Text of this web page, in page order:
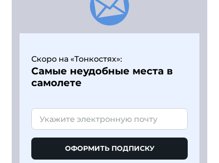
Скоро на «Тонкостях»:
Самые неудобные места в
самолете
ОФОРМИТЬ ПОДПИСКУ